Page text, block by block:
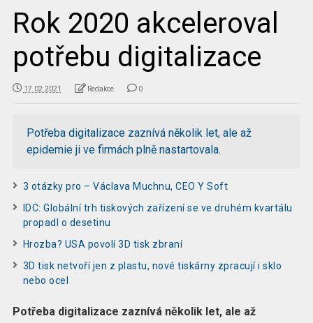
Rok 2020 akceleroval
potřebu digitalizace
17.02.2021 Redakce 0
Potřeba digitalizace zaznívá několik let, ale až
epidemie ji ve firmách plně nastartovala.
3 otázky pro – Václava Muchnu, CEO Y Soft
IDC: Globální trh tiskových zařízení se ve druhém kvartálu
propadl o desetinu
Hrozba? USA povolí 3D tisk zbraní
3D tisk netvoří jen z plastu, nové tiskárny zpracují i sklo
nebo ocel
Potřeba digitalizace zaznívá několik let, ale až